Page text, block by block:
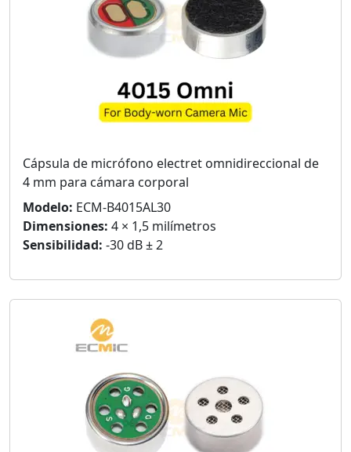
Cápsula de micrófono electret omnidireccional de
4 mm para cámara corporal
Modelo: ECM-B4015AL30
Dimensiones: 4 × 1,5 milímetros
Sensibilidad: -30 dB ± 2